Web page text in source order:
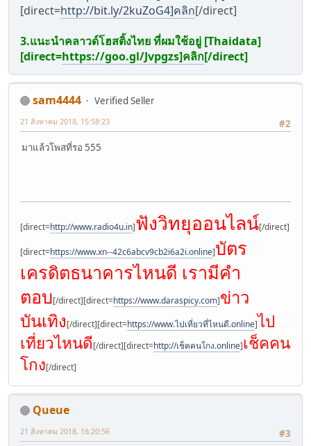
[direct=http://bit.ly/2kuZoG4]คลิก[/direct]
3.แนะนำคลาวด์โฮสติ้งไทย ที่ผมใช้อยู่ [Thaidata]
[direct=https://goo.gl/Jvpgzs]คลิก[/direct]
sam4444
Verified Seller
#2
21 สิงหาคม 2018, 15:58:23
มาแล้วโพสที่รอ 555
[direct=http://www.radio4u.in]ฟังวิทยุออนไลน์[/direct]
[direct=https://www.xn--42c6abcv9cb2i6a2i.online]บัตร
เครดิตธนาคารไหนดี เรามีคำ
ตอบ[/direct][direct=https://www.daraspicy.com]ข่าว
บันเทิง[/direct][direct=https://www.ไปเที่ยวที่ไหนดี.online]ไป
เที่ยวไหนดี[/direct][direct=http://เช็คคนโกง.online]เช็คคน
โกง[/direct]
Queue
#3
21 สิงหาคม 2018, 16:20:56